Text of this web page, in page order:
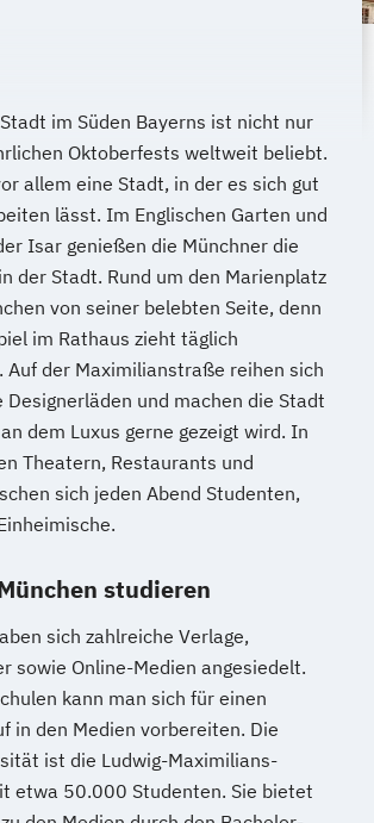
im Süden Bayerns ist nicht nur
Oktoberfests weltweit beliebt.
allem eine Stadt, in der es sich gut
lässt. Im Englischen Garten und
Isar genießen die Münchner die
der Stadt. Rund um den Marienplatz
von seiner belebten Seite, denn
im Rathaus zieht täglich
Auf der Maximilianstraße reihen sich
und machen die Stadt
dem Luxus gerne gezeigt wird. In
Theatern, Restaurants und
sich jeden Abend Studenten,
studieren
sich zahlreiche Verlage,
sowie Online-Medien angesiedelt.
kann man sich für einen
in den Medien vorbereiten. Die
ist die Ludwig-Maximilians-
etwa 50.000 Studenten. Sie bietet